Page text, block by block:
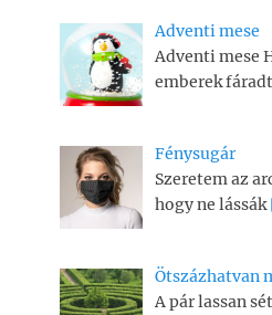
Adventi mese
Adventi mese
emberek
Fénysugár
Szeretem az
hogy ne lássák
Ötszázhatvan
A pár lassan